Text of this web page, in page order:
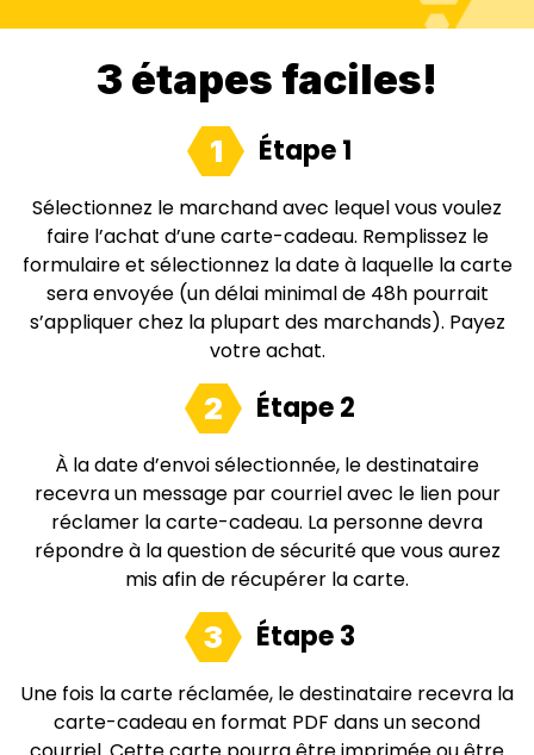
3 étapes faciles!
1 Étape 1
Sélectionnez le marchand avec lequel vous voulez
faire l’achat d’une carte-cadeau. Remplissez le
formulaire et sélectionnez la date à laquelle la carte
sera envoyée (un délai minimal de 48h pourrait
s’appliquer chez la plupart des marchands). Payez
votre achat.
2 Étape 2
À la date d’envoi sélectionnée, le destinataire
recevra un message par courriel avec le lien pour
réclamer la carte-cadeau. La personne devra
répondre à la question de sécurité que vous aurez
mis afin de récupérer la carte.
3 Étape 3
Une fois la carte réclamée, le destinataire recevra la
carte-cadeau en format PDF dans un second